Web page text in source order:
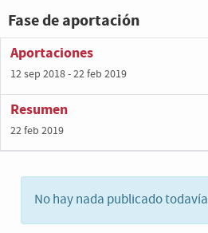
Fase de aportación
Aportaciones
12 sep 2018 - 22 feb 2019
Resumen
22 feb 2019
No hay nada publicado todavía